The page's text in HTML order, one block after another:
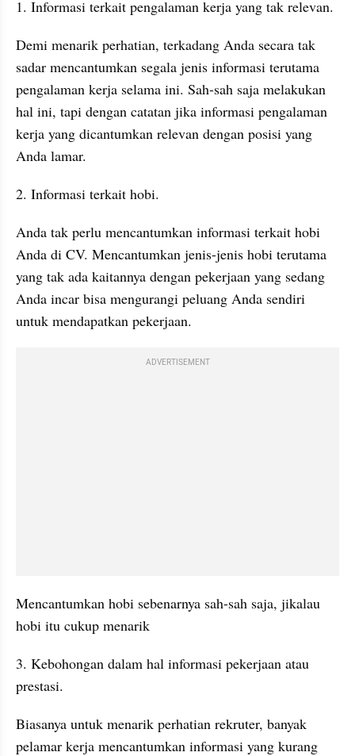
1. Informasi terkait pengalaman kerja yang tak relevan.
Demi menarik perhatian, terkadang Anda secara tak
sadar mencantumkan segala jenis informasi terutama
pengalaman kerja selama ini. Sah-sah saja melakukan
hal ini, tapi dengan catatan jika informasi pengalaman
kerja yang dicantumkan relevan dengan posisi yang
Anda lamar.
2. Informasi terkait hobi.
Anda tak perlu mencantumkan informasi terkait hobi
Anda di CV. Mencantumkan jenis-jenis hobi terutama
yang tak ada kaitannya dengan pekerjaan yang sedang
Anda incar bisa mengurangi peluang Anda sendiri
untuk mendapatkan pekerjaan.
ADVERTISEMENT
Mencantumkan hobi sebenarnya sah-sah saja, jikalau
hobi itu cukup menarik
3. Kebohongan dalam hal informasi pekerjaan atau
prestasi.
Biasanya untuk menarik perhatian rekruter, banyak
pelamar kerja mencantumkan informasi yang kurang